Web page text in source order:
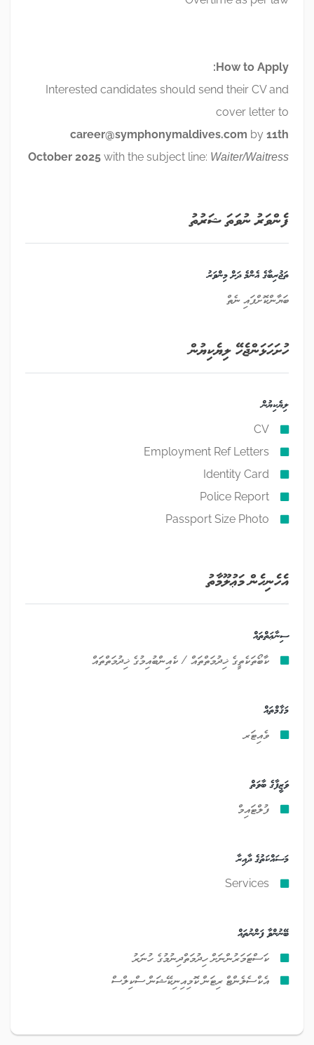
How to Apply:
Interested candidates should send their CV and
cover letter to
career@symphonymaldives.com by 11th
October 2025 with the subject line: Waiter/Waitress
ފެންވަރު ނުވަތަ ޝަރުތު
ތަޖުރިބާގެ އެންމެ ދަށް މިންވަރު
ބަޔާންކޮށްފައި ނެތް
ހުށަހަޅަންޖެހޭ ލިޔެކިޔުން
ލިޔެކިޔުން
CV
Employment Ref Letters
Identity Card
Police Report
Passport Size Photo
އެހެނިހެން މަޢުލޫމާތު
ސިނާޢަތްތައް
ކާބޯތަކެތީގެ ޚިދުމަތްތައް / ކެއިންބުއިމުގެ ޚިދުމަތްތައް
މަޤާމްތައް
ވެއިޓަރ
ވަޒީފާގެ ބާވަތް
ފުލްޓައިމް
މަސައްކަތުގެ ދާއިރާ
Services
ބޭނުންވާ ފަންނުތައް
ކަސްޓަމަރުންނަށް ހިދުމަތްދިނުމުގެ ހުނަރު
އެކްސެލެންޓް ރިޓަން ކޮމިއިނިކޭޝަން ސްކިލްސް